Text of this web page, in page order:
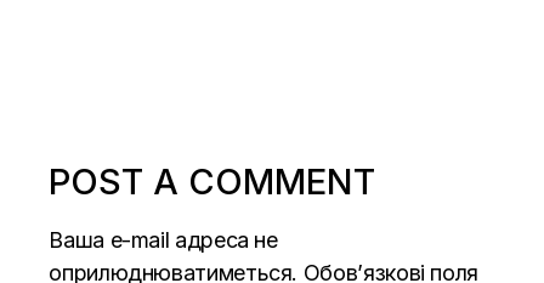
POST A COMMENT
Ваша e-mail адреса не
оприлюднюватиметься. Обов’язкові поля